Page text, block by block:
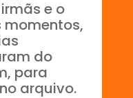
e o
momentos,
do
para
arquivo.